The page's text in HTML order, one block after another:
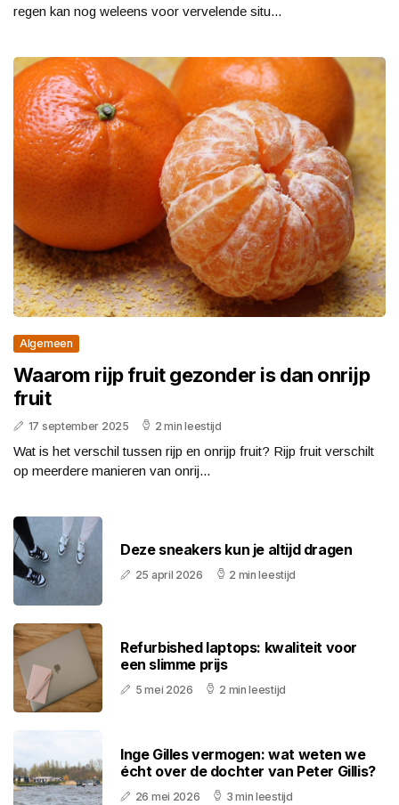
regen kan nog weleens voor vervelende situ...
Algemeen
Waarom rijp fruit gezonder is dan onrijp
fruit
17 september 2025 2 min leestijd
Wat is het verschil tussen rijp en onrijp fruit? Rijp fruit verschilt
op meerdere manieren van onrij...
Deze sneakers kun je altijd dragen
25 april 2026 2 min leestijd
Refurbished laptops: kwaliteit voor
een slimme prijs
5 mei 2026 2 min leestijd
Inge Gilles vermogen: wat weten we
écht over de dochter van Peter Gillis?
26 mei 2026 3 min leestijd